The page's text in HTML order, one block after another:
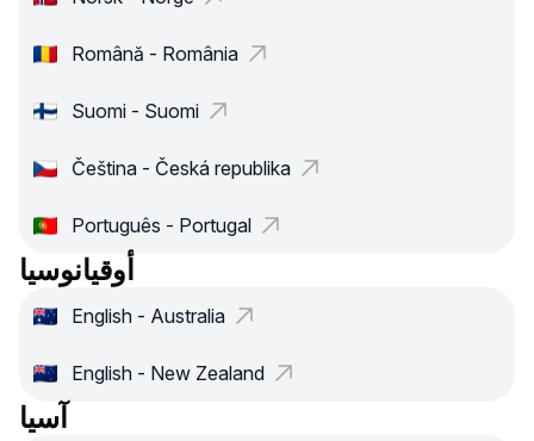
Română - România
Suomi - Suomi
Čeština - Česká republika
Português - Portugal
أوقيانوسيا
English - Australia
English - New Zealand
آسيا